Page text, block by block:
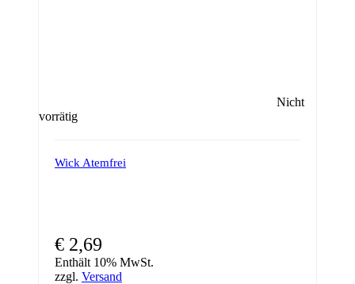
Nicht
vorrätig
Wick Atemfrei
€ 2,69
Enthält 10% MwSt.
zzgl. Versand